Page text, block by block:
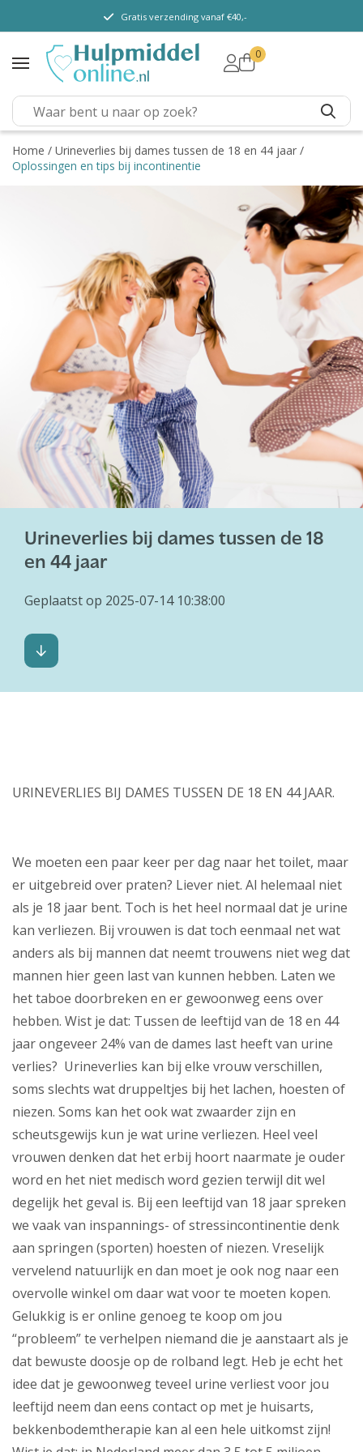
TENA Lady
TENA Men
TENA Pants (m/v)
TENA Flex
TENA Slip
Dieetvoeding
Verschillende soorten
incontinentie
Kenniscentrum
Abonnement
Gratis verzending vanaf €40,-
0
Home / Urineverlies bij dames tussen de 18 en 44 jaar /
Oplossingen en tips bij incontinentie
Urineverlies bij dames tussen de 18
en 44 jaar
Geplaatst op 2025-07-14 10:38:00
URINEVERLIES BIJ DAMES TUSSEN DE 18 EN 44 JAAR.
We moeten een paar keer per dag naar het toilet, maar
er uitgebreid over praten? Liever niet. Al helemaal niet
als je 18 jaar bent. Toch is het heel normaal dat je urine
kan verliezen. Bij vrouwen is dat toch eenmaal net wat
anders als bij mannen dat neemt trouwens niet weg dat
mannen hier geen last van kunnen hebben. Laten we
het taboe doorbreken en er gewoonweg eens over
hebben. Wist je dat: Tussen de leeftijd van de 18 en 44
jaar ongeveer 24% van de dames last heeft van urine
verlies? Urineverlies kan bij elke vrouw verschillen,
soms slechts wat druppeltjes bij het lachen, hoesten of
niezen. Soms kan het ook wat zwaarder zijn en
scheutsgewijs kun je wat urine verliezen. Heel veel
vrouwen denken dat het erbij hoort naarmate je ouder
word en het niet medisch word gezien terwijl dit wel
degelijk het geval is. Bij een leeftijd van 18 jaar spreken
we vaak van inspannings- of stressincontinentie denk
aan springen (sporten) hoesten of niezen. Vreselijk
vervelend natuurlijk en dan moet je ook nog naar een
overvolle winkel om daar wat voor te moeten kopen.
Gelukkig is er online genoeg te koop om jou
“probleem” te verhelpen niemand die je aanstaart als je
dat bewuste doosje op de rolband legt. Heb je echt het
idee dat je gewoonweg teveel urine verliest voor jou
leeftijd neem dan eens contact op met je huisarts,
bekkenbodemtherapie kan al een hele uitkomst zijn!